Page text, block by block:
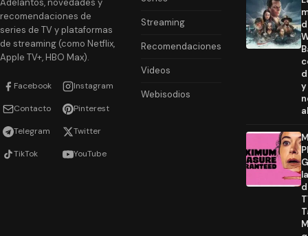
Adelantos, novedades y
recomendaciones de
series de TV y plataformas
de streaming (como Netflix,
Apple TV+, HBO Max).
Facebook Instagram
Contacto Pinterest
Telegram Twitter
TikTok YouTube
Streaming
Recomendaciones
Videos
Webisodios
y